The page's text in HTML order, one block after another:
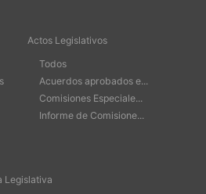
Actos Legislativos
Todos
Acuerdos aprobados e...
Comisiones Especiale...
Informe de Comisione...
Legislativa